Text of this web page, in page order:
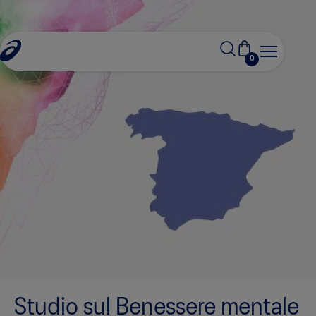
0
Studio sul Benessere mentale